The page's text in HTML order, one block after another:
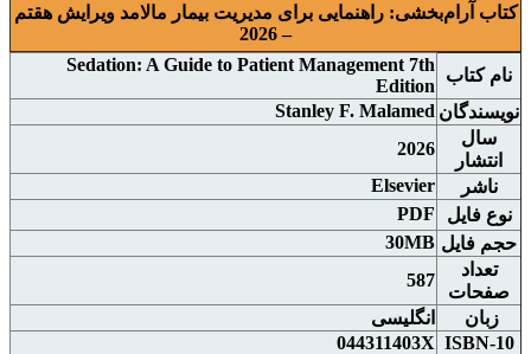
کتاب آرام‌بخشی: راهنمایی برای مدیریت بیمار مالامد ويرايش هقتم
– 2026
نام کتاب
Sedation: A Guide to Patient Management 7th
Edition
نويسندگان Stanley F. Malamed
سال
انتشار
2026
ناشر
Elsevier
نوع فايل
PDF
حجم فايل 30MB
تعداد
صفحات
587
زبان
انگلیسی
ISBN-10
044311403X